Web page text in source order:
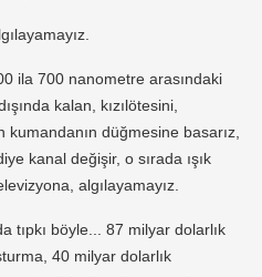
ila 700 nanometre arasındaki
kalan, kızılötesini,
düğmesine basarız,
kanal değişir, o sırada ışık
algılayamayız.
tıpkı böyle... 87 milyar dolarlık
40 milyar dolarlık